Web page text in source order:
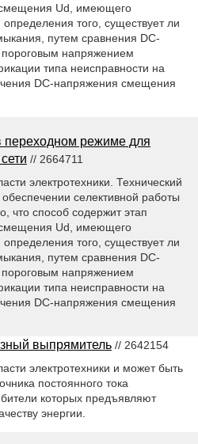
Ud, имеющего
того, существует ли
путем сравнения DC-
напряжением
типа неисправности на
DC-напряжения смещения
переходном режиме для
// 2664711
электротехники. Технический
селективной работы
что способ содержит этап
Ud, имеющего
того, существует ли
путем сравнения DC-
напряжением
типа неисправности на
DC-напряжения смещения
выпрямитель // 2642154
электротехники и может быть
постоянного тока
которых предъявляют
энергии.